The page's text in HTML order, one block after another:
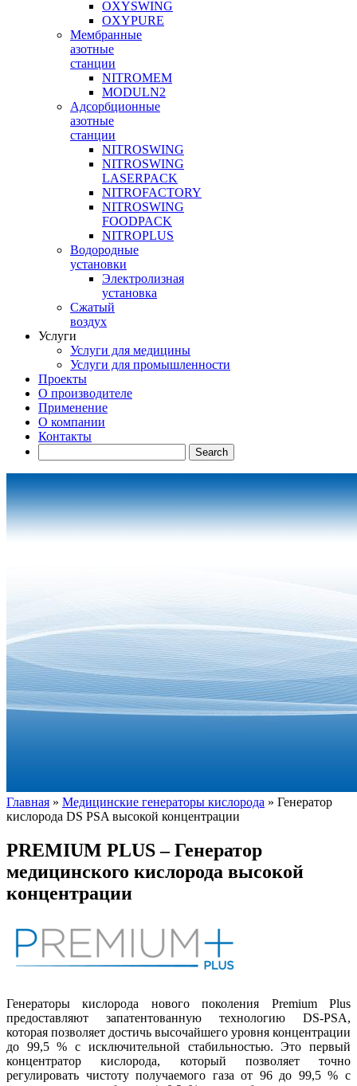
OXYSWING
OXYPURE
Мембранные
азотные
станции
NITROMEM
MODULN2
Адсорбционные
азотные
станции
NITROSWING
NITROSWING
LASERPACK
NITROFACTORY
NITROSWING
FOODPACK
NITROPLUS
Водородные
установки
Электролизная
установка
Сжатый
воздух
Услуги
Услуги для медицины
Услуги для промышленности
Проекты
О производителе
Применение
О компании
Контакты
Главная » Медицинские генераторы кислорода » Генератор
кислорода DS PSA высокой концентрации
PREMIUM PLUS – Генератор
медицинского кислорода высокой
концентрации
Генераторы кислорода нового поколения Premium Plus
предоставляют запатентованную технологию DS-PSA,
которая позволяет достичь высочайшего уровня концентрации
до 99,5 % с исключительной стабильностью. Это первый
концентратор кислорода, который позволяет точно
регулировать чистоту получаемого газа от 96 до 99,5 % с